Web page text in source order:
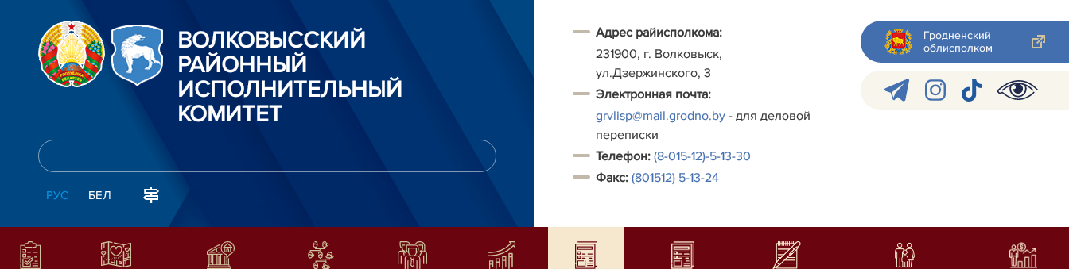
ВОЛКОВЫССКИЙ
РАЙОННЫЙ
ИСПОЛНИТЕЛЬНЫЙ
КОМИТЕТ
РУС БЕЛ
Адрес райисполкома:
231900, г. Волковыск,
ул.Дзержинского, 3
Электронная почта:
grvlisp@mail.grodno.by - для деловой
переписки
Телефон: (8-015-12)-5-13-30
Факс: (801512) 5-13-24
Гродненский
облисполком